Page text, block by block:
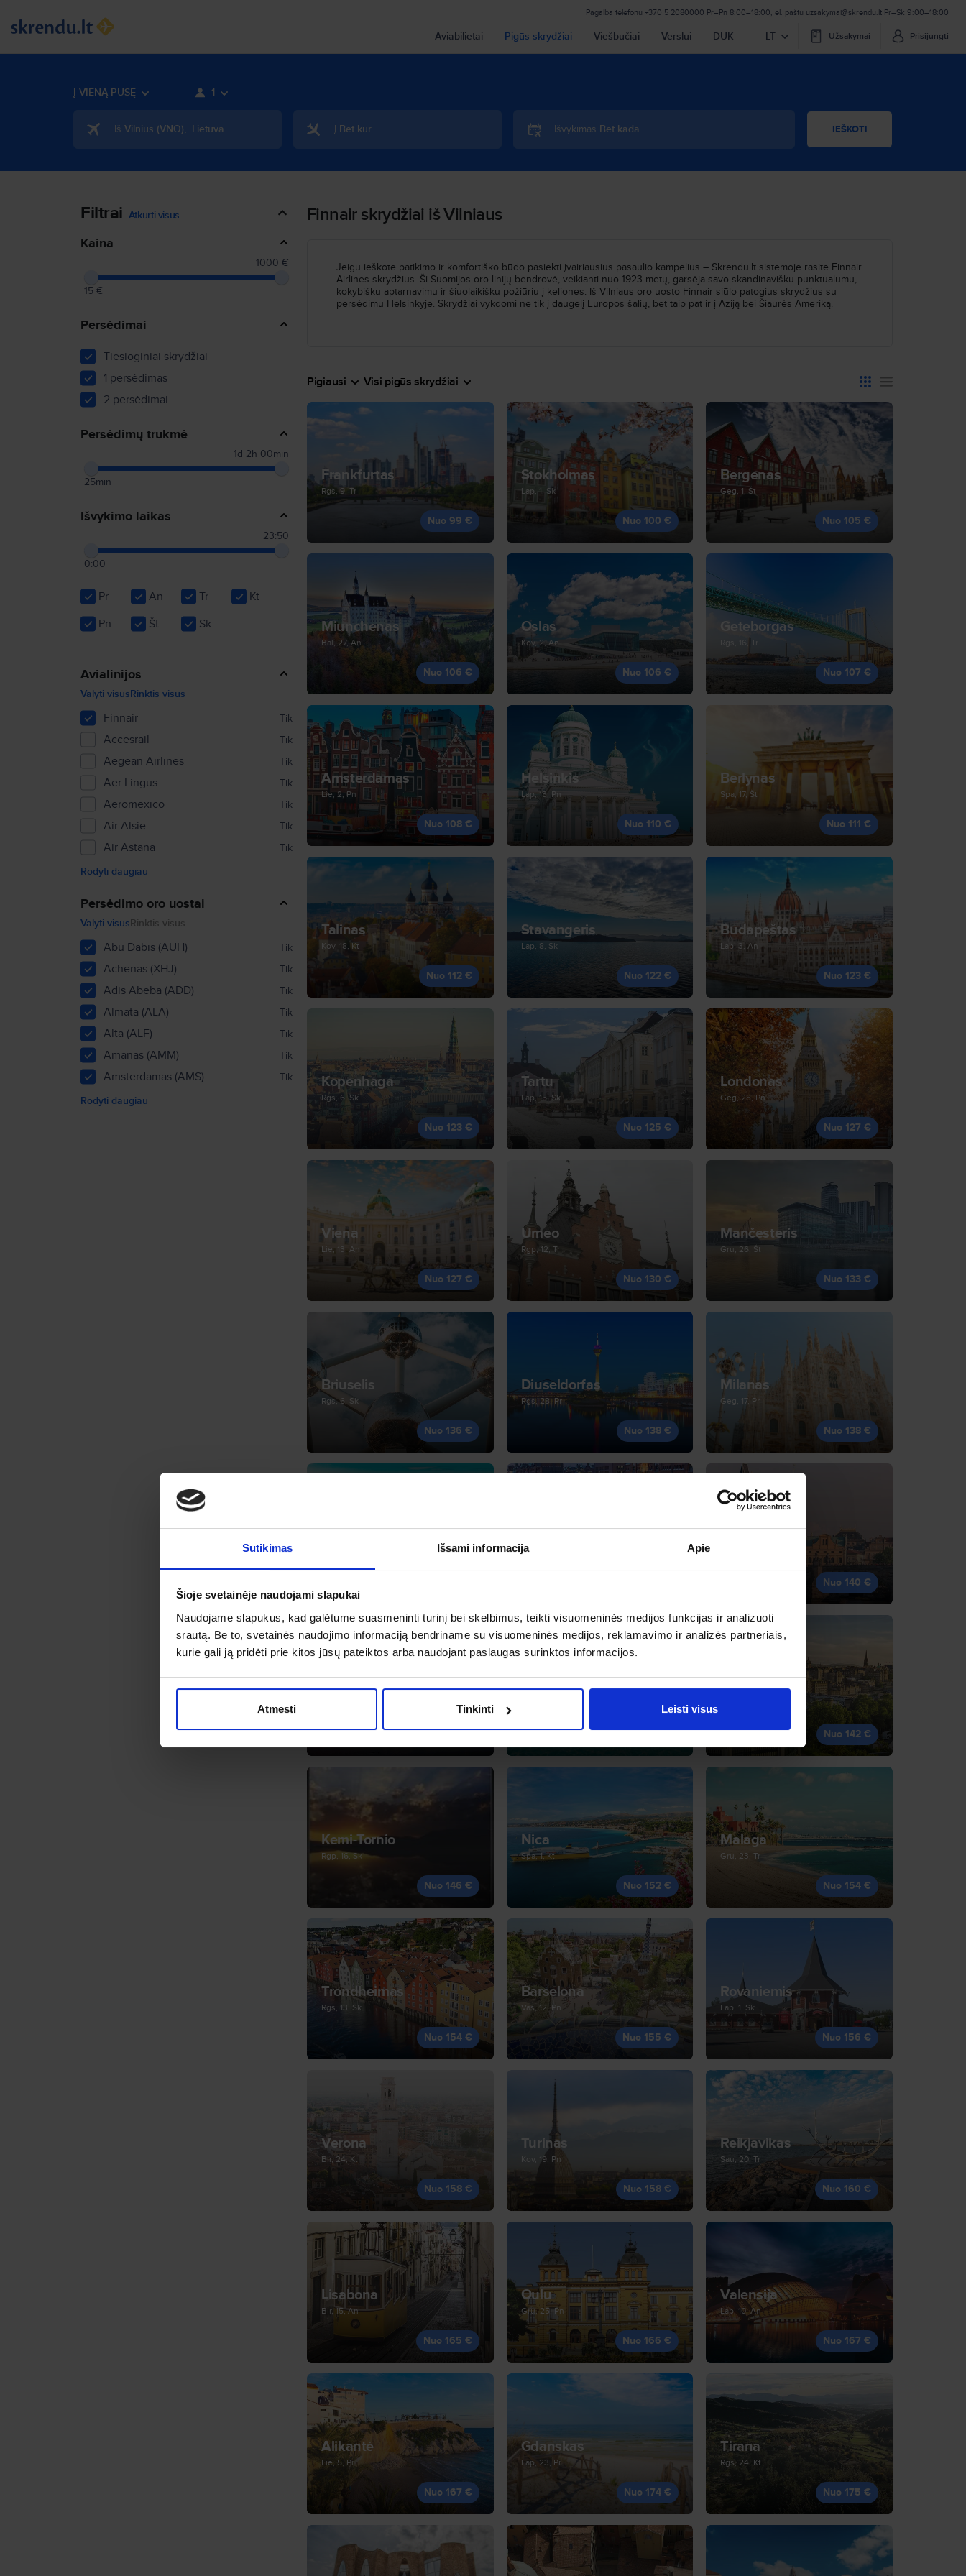
Sutikimas Išsami informacija Apie
Šioje svetainėje naudojami slapukai
Naudojame slapukus, kad galėtume suasmeninti turinį bei skelbimus, teikti visuomeninės medijos funkcijas ir analizuoti
srautą. Be to, svetainės naudojimo informaciją bendriname su visuomeninės medijos, reklamavimo ir analizės partneriais,
kurie gali ją pridėti prie kitos jūsų pateiktos arba naudojant paslaugas surinktos informacijos.
Atmesti Tinkinti Leisti visus
Pagalba telefonu +370 5 2080000 Pr–Pn 8:00–18:00, el. paštu uzsakymai@skrendu.lt Pr–Sk 9:00–18:00
Aviabilietai Pigūs skrydžiai Viešbučiai Verslui DUK LT Užsakymai Prisijungti
Į VIENĄ PUSĘ 1
Iš Vilnius (VNO), Lietuva Į Bet kur Išvykimas Bet kada IEŠKOTI
Filtrai Atkurti visus
Kaina
15 €
1000 €
Persėdimai
Tiesioginiai skrydžiai
1 persėdimas
2 persėdimai
Persėdimų trukmė
25min
1d 2h 00min
Išvykimo laikas
0:00
23:50
Pr An Tr
Kt
Pn
Št Sk
Avialinijos
Valyti visusRinktis visus
Finnair Tik
Accesrail Tik
Aegean Airlines Tik
Aer Lingus Tik
Aeromexico Tik
Air Alsie Tik
Air Astana
Tik
Rodyti daugiau
Persėdimo oro uostai
Valyti visusRinktis visus
Abu Dabis (AUH) Tik
Achenas (XHJ) Tik
Adis Abeba (ADD) Tik
Almata (ALA) Tik
Alta (ALF) Tik
Amanas (AMM) Tik
Amsterdamas (AMS)
Tik
Rodyti daugiau
Finnair skrydžiai iš Vilniaus
Jeigu ieškote patikimo ir komfortiško būdo pasiekti įvairiausius pasaulio kampelius – Skrendu.lt sistemoje rasite Finnair
Airlines skrydžius. Ši Suomijos oro linijų bendrovė, veikianti nuo 1923 metų, garsėja savo skandinavišku punktualumu,
kokybišku aptarnavimu ir šiuolaikišku požiūriu į keliones. Iš Vilniaus oro uosto Finnair siūlo patogius skrydžius su
persėdimu Helsinkyje. Skrydžiai vykdomi ne tik į daugelį Europos šalių, bet taip pat ir į Aziją bei Šiaurės Ameriką.
Pigiausi Visi pigūs skrydžiai
Frankfurtas
Rgs, 9, Tr
Nuo 99 €
Stokholmas
Lap, 1, Sk
Nuo 100 €
Bergenas
Geg, 1, Št
Nuo 105 €
Miunchenas
Bal, 27, An
Nuo 106 €
Oslas
Kov, 2, An
Nuo 106 €
Geteborgas
Rgs, 16, Tr
Nuo 107 €
Amsterdamas
Lie, 2, Pn
Nuo 108 €
Helsinkis
Lap, 13, Pn
Nuo 110 €
Berlynas
Spa, 17, Št
Nuo 111 €
Talinas
Kov, 18, Kt
Nuo 112 €
Stavangeris
Lap, 8, Sk
Nuo 122 €
Budapeštas
Lap, 3, An
Nuo 123 €
Kopenhaga
Rgs, 6, Sk
Nuo 123 €
Tartu
Lap, 15, Sk
Nuo 125 €
Londonas
Geg, 28, Pn
Nuo 127 €
Viena
Lie, 13, An
Nuo 127 €
Umeo
Rgp, 12, Tr
Nuo 130 €
Mančesteris
Gru, 26, Št
Nuo 133 €
Briuselis
Rgs, 6, Sk
Nuo 136 €
Diuseldorfas
Rgs, 28, Pr
Nuo 138 €
Milanas
Geg, 17, Pr
Nuo 138 €
Rgs, 6, Sk
Nuo 140 €
Kajanis
Nuo 141 €
Roma
Nuo 142 €
Edinburgas
Nuo 142 €
Kemi-Tornio
Rgp, 16, Sk
Nuo 146 €
Nica
Spa, 1, Kt
Nuo 152 €
Malaga
Gru, 23, Tr
Nuo 154 €
Trondheimas
Rgs, 13, Sk
Nuo 154 €
Barselona
Vas, 12, Pn
Nuo 155 €
Rovaniemis
Lap, 1, Sk
Nuo 156 €
Verona
Bir, 24, Kt
Nuo 158 €
Turinas
Kov, 19, Pn
Nuo 158 €
Reikjavikas
Sau, 20, Tr
Nuo 160 €
Lisabona
Bir, 15, An
Nuo 165 €
Oulu
Gru, 25, Pn
Nuo 166 €
Valensija
Lap, 10, An
Nuo 167 €
Alikantė
Lie, 5, Pr
Nuo 167 €
Gdanskas
Lap, 23, Pr
Nuo 174 €
Tirana
Rgs, 24, Kt
Nuo 175 €